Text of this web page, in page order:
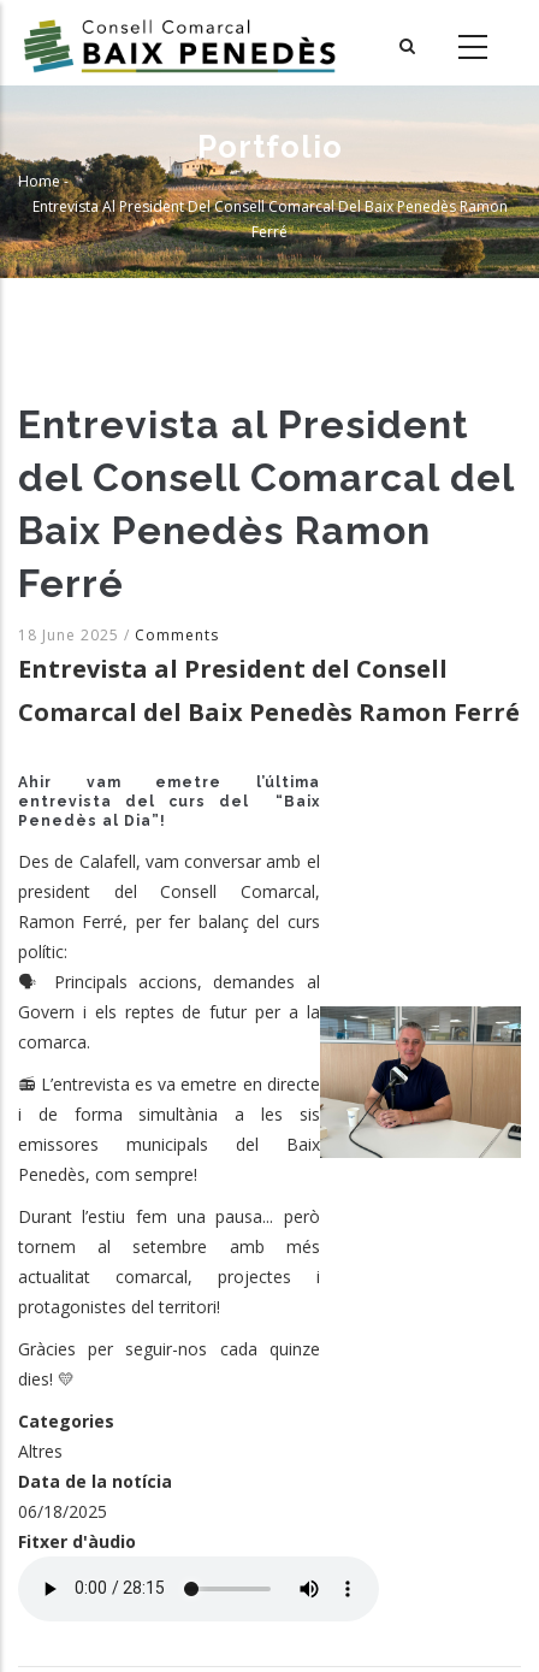
main
Portfolio
Breadcrumb
Home-
Entrevista Al President Del Consell Comarcal Del Baix Penedès Ramon
Ferré
Entrevista al President
del Consell Comarcal del
Baix Penedès Ramon
Ferré
18 June 2025 / Comments
Entrevista al President del Consell
Comarcal del Baix Penedès Ramon Ferré
Ahir vam emetre l’última
entrevista del curs del “Baix
Penedès al Dia”!
Des de Calafell, vam conversar amb el
president del Consell Comarcal,
Ramon Ferré, per fer balanç del curs
polític:
🗣️ Principals accions, demandes al
Govern i els reptes de futur per a la
comarca.
📻 L’entrevista es va emetre en directe
i de forma simultània a les sis
emissores municipals del Baix
Penedès, com sempre!
Durant l’estiu fem una pausa... però
tornem al setembre amb més
actualitat comarcal, projectes i
protagonistes del territori!
Gràcies per seguir-nos cada quinze
dies! 💛
Categories
Altres
Data de la notícia
06/18/2025
Fitxer d'àudio
file